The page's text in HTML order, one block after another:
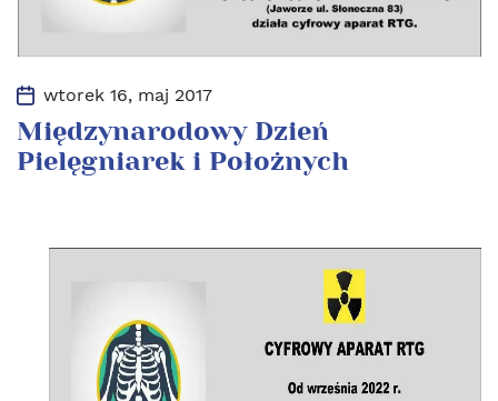
wtorek 16, maj 2017
Międzynarodowy Dzień
Pielęgniarek i Położnych